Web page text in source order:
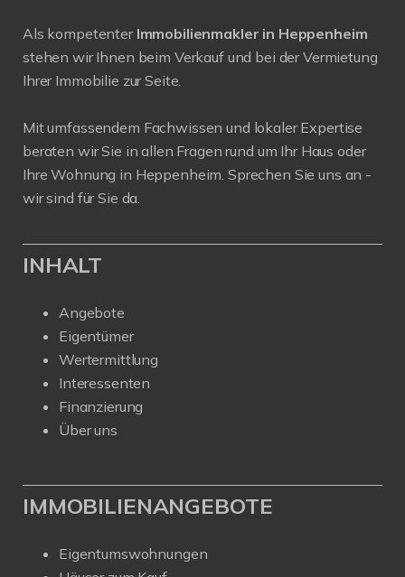
Als kompetenter Immobilienmakler in Heppenheim
stehen wir Ihnen beim Verkauf und bei der Vermietung
Ihrer Immobilie zur Seite.
Mit umfassendem Fachwissen und lokaler Expertise
beraten wir Sie in allen Fragen rund um Ihr Haus oder
Ihre Wohnung in Heppenheim. Sprechen Sie uns an -
wir sind für Sie da.
INHALT
Angebote
Eigentümer
Wertermittlung
Interessenten
Finanzierung
Über uns
IMMOBILIENANGEBOTE
Eigentumswohnungen